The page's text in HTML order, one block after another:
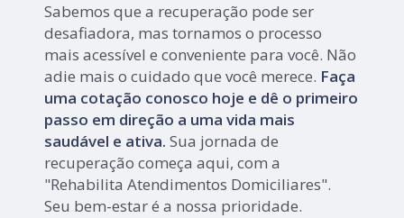
Sabemos que a recuperação pode ser
desafiadora, mas tornamos o processo
mais acessível e conveniente para você. Não
adie mais o cuidado que você merece. Faça
uma cotação conosco hoje e dê o primeiro
passo em direção a uma vida mais
saudável e ativa. Sua jornada de
recuperação começa aqui, com a
"Rehabilita Atendimentos Domiciliares".
Seu bem-estar é a nossa prioridade.